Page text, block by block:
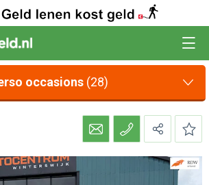
occasions (28)